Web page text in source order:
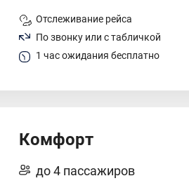
Отслеживание рейса
По звонку или с табличкой
1 час ожидания бесплатно
Комфорт
до 4 пассажиров